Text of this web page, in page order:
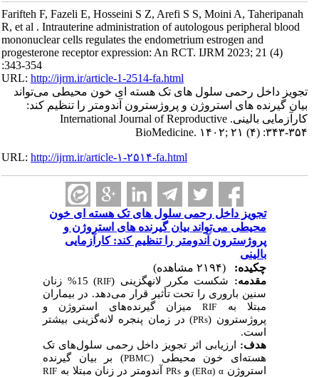
Farifteh F, Fazeli E, Hosseini S Z, Arefi S S, Moini A, Taheripanah
R, et al . Intrauterine administration of autologous peripheral blood
mononuclear cells regulates the endometrium estrogen and
progesterone receptor expression: An RCT. IJRM 2023; 21 (4)
:343-354
URL:http://ijrm.ir/article-1-2514-fa.html
تجویز داخل رحمی سلول های تک هسته ای خون محیطی می‌تواند
بیان گیرنده های استروژن و پروژسترون آندومتر را تنظیم کند:
کارآزمایی بالینی. International Journal of Reproductive
BioMedicine. ۱۴۰۲; ۲۱ (۴) :۳۴۳-۳۵۴
URL:http://ijrm.ir/article-۱-۲۵۱۴-fa.html
تجویز داخل رحمی سلول های تک هسته ای خون
محیطی می‌تواند بیان گیرنده های استروژن و
پروژسترون آندومتر را تنظیم کند: کارآزمایی
بالینی
چکیده:
مقدمه:شکست مکرر لانه­گزینی ( RIF
) 15% زنان
سنین باروری را تحت تأثیر قرار میدهد. در بیماران
مبتلا به
RIF میزان گیرندههای استروژن و
پروژسترون ( PRs) در زمان پنجره لانهگزینی بیشتر
است.
هدف:ارزیابی اثر تجویز داخل رحمی سلولهای تک
هستهای خون محیطی ( PBMC) بر بیان
گیرنده
استروژنα
(
ERα
)و PRsآندومتر در زنان مبتلا بهRIF